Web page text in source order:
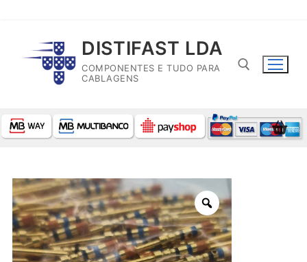
conteúdo
DISTIFAST LDA
COMPONENTES E TUDO PARA
CABLAGENS
Pesquisar por: